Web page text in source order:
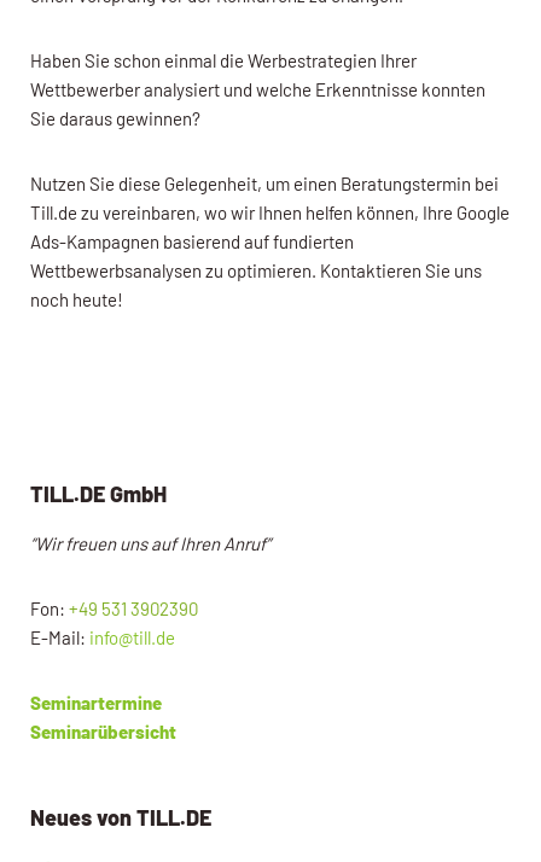
Haben Sie schon einmal die Werbestrategien Ihrer
Wettbewerber analysiert und welche Erkenntnisse konnten
Sie daraus gewinnen?
Nutzen Sie diese Gelegenheit, um einen Beratungstermin bei
Till.de zu vereinbaren, wo wir Ihnen helfen können, Ihre Google
Ads-Kampagnen basierend auf fundierten
Wettbewerbsanalysen zu optimieren. Kontaktieren Sie uns
noch heute!
TILL.DE GmbH
“Wir freuen uns auf Ihren Anruf”
Fon: +49 531 3902390
E-Mail: info@till.de
Seminartermine
Seminarübersicht
Neues von TILL.DE